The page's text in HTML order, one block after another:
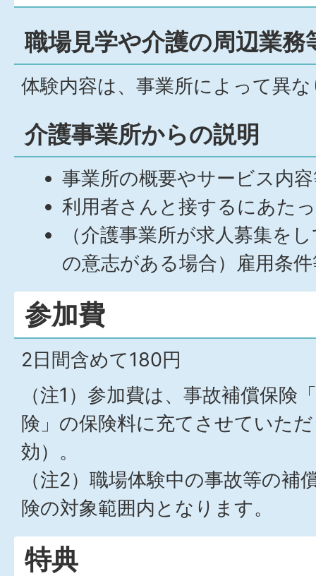
職場見学や介護の周辺業務
体験内容は、事業所によって異
介護事業所からの説明
事業所の概要やサービス内
利用者さんと接するにあた
（介護事業所が求人募集を
の意志がある場合）雇用条
参加費
2日間含めて180円
（注1）参加費は、事故補償保険
険」の保険料に充てさせていた
効）。
（注2）職場体験中の事故等の補
険の対象範囲内となります。
特典